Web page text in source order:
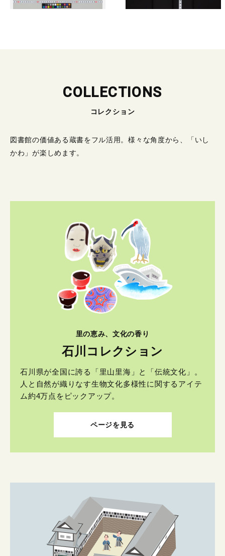
COLLECTIONS
コレクション
図書館の価値ある蔵書をフル活用。様々な角度から、「いし
かわ」が楽しめます。
里の恵み、文化の香り
石川コレクション
石川県が全国に誇る「里山里海」と「伝統文化」。
人と自然が織りなす生物文化多様性に関するアイテ
ム約4万点をピックアップ。
ページを見る